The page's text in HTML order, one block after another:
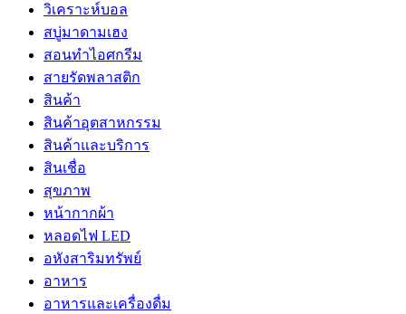
วิเคราะห์บอล
สบู่มาดามเฮง
สอนทำไอศกรีม
สายรัดพลาสติก
สินค้า
สินค้าอุตสาหกรรม
สินค้าและบริการ
สินเชื่อ
สุขภาพ
หน้ากากผ้า
หลอดไฟ LED
อหังสาริมทรัพย์
อาหาร
อาหารและเครื่องดื่ม